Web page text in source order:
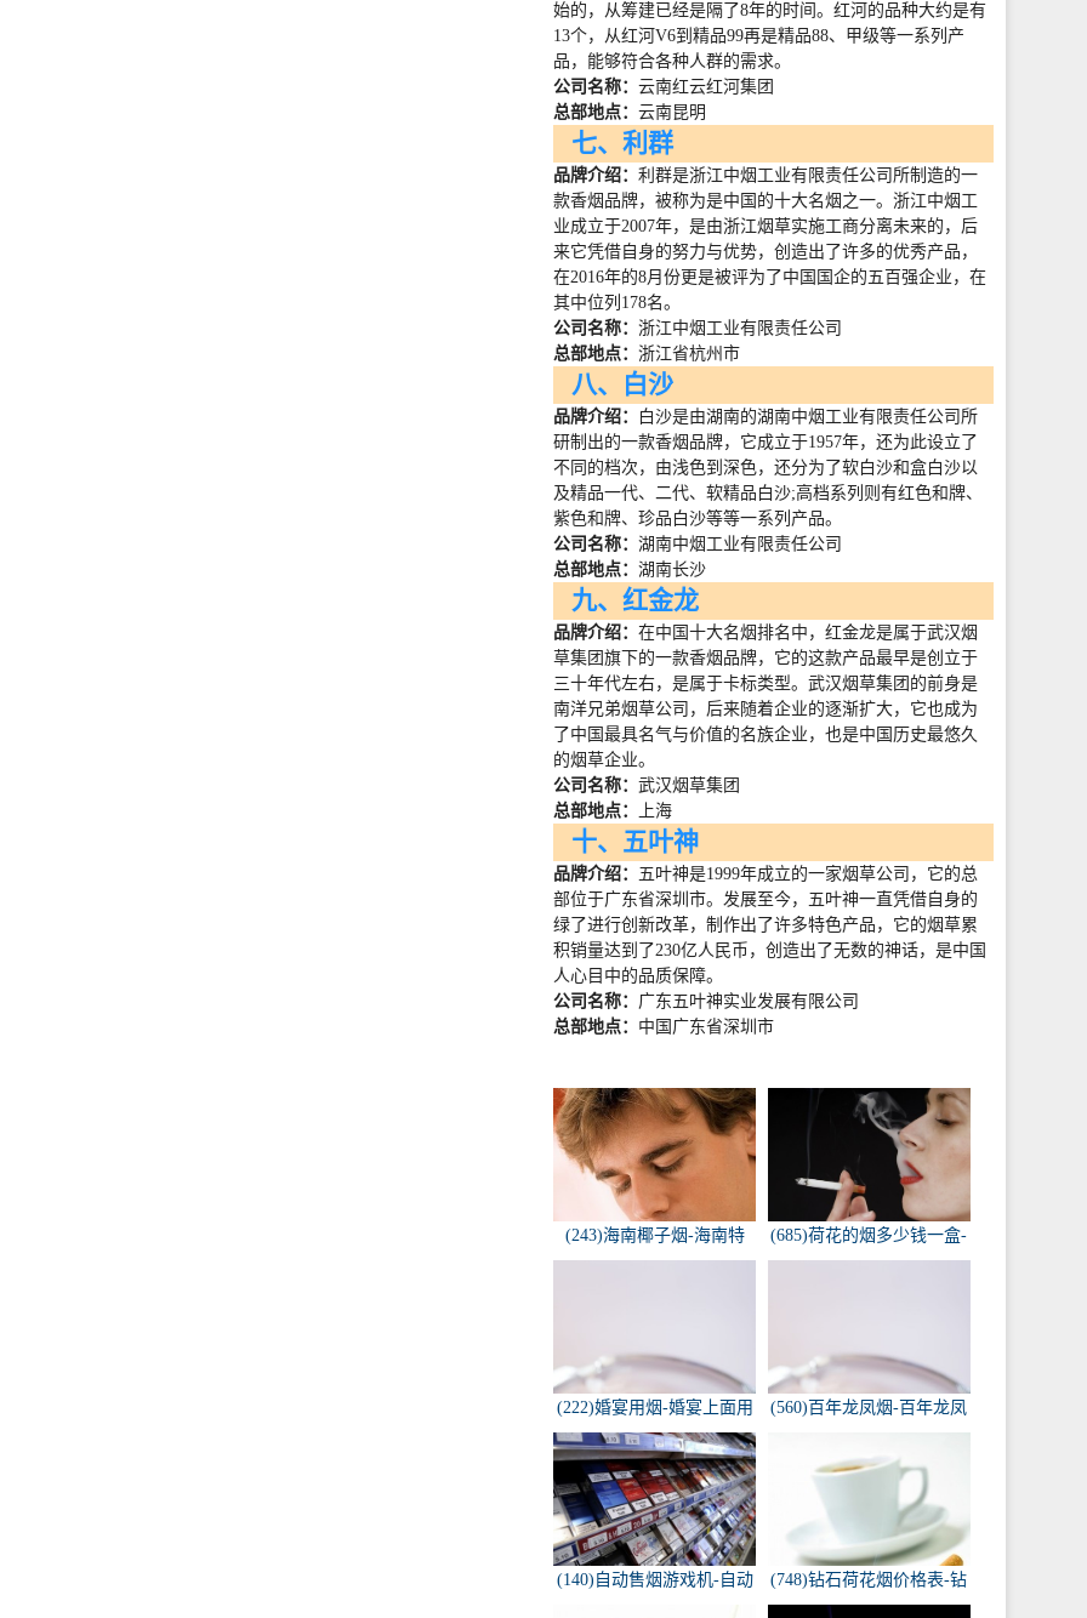
始的，从筹建已经是隔了8年的时间。红河的品种大约是有
13个，从红河V6到精品99再是精品88、甲级等一系列产
品，能够符合各种人群的需求。
公司名称：云南红云红河集团
总部地点：云南昆明
七、利群
品牌介绍：利群是浙江中烟工业有限责任公司所制造的一
款香烟品牌，被称为是中国的十大名烟之一。浙江中烟工
业成立于2007年，是由浙江烟草实施工商分离未来的，后
来它凭借自身的努力与优势，创造出了许多的优秀产品，
在2016年的8月份更是被评为了中国国企的五百强企业，在
其中位列 178名。
公司名称：浙江中烟工业有限责任公司
总部地点：浙江省杭州市
八、白沙
品牌介绍：
白沙是由湖南的湖南中烟工业有限责任公司所
研制出的一款香烟品牌，它成立于1957年，还为此设立了
不同的档次，由浅色到深色，还分为了软白沙和盒白沙以
及精品一代、二代、软精品白沙;高档系列则有红色和牌、
紫色和牌、珍品白沙等等一系列产品。
公司名称：湖南中烟工业有限责任公司
总部地点：湖南长沙
九、红金龙
品牌介绍：在中国十大名烟排名中，红金龙是属于武汉烟
草集团旗下的一款香烟品牌，它的这款产品最早是创立于
三十年代左右，是属于卡标类型。武汉烟草集团的前身是
南洋兄弟烟草公司，后来随着企业的逐渐扩大，它也成为
了中国最具名气与价值的名族企业，也是中国历史最悠久
的烟草企业。
公司名称：武汉烟草集团
总部地点：
上海
十、五叶神
品牌介绍： 五叶神是1999年成立的一家烟草公司，它的总
部位于广东省深圳市。发展至今，五叶神一直凭借自身的
绿了进行创新改革，制作出了许多特色产品，它的烟草累
积销量达到了230亿人民币，创造出了无数的神话，是中国
人心目中的品质保障。
公司名称： 广东五叶神实业发展有限公司
总部地点： 中国广东省深圳市
(243)海南椰子烟-海南特
产，椰子香烟，槟榔香
(685)荷花的烟多少钱一盒-
荷花烟多少钱一盒
(222)婚宴用烟-婚宴上面用
的烟是怎样的
(560)百年龙凤烟-百年龙凤
(140)自动售烟游戏机-自动
(748)钻石荷花烟价格表-钻
石荷花烟多少钱一包